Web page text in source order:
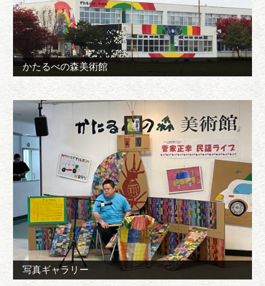
かたるべの森美術館
写真ギャラリー